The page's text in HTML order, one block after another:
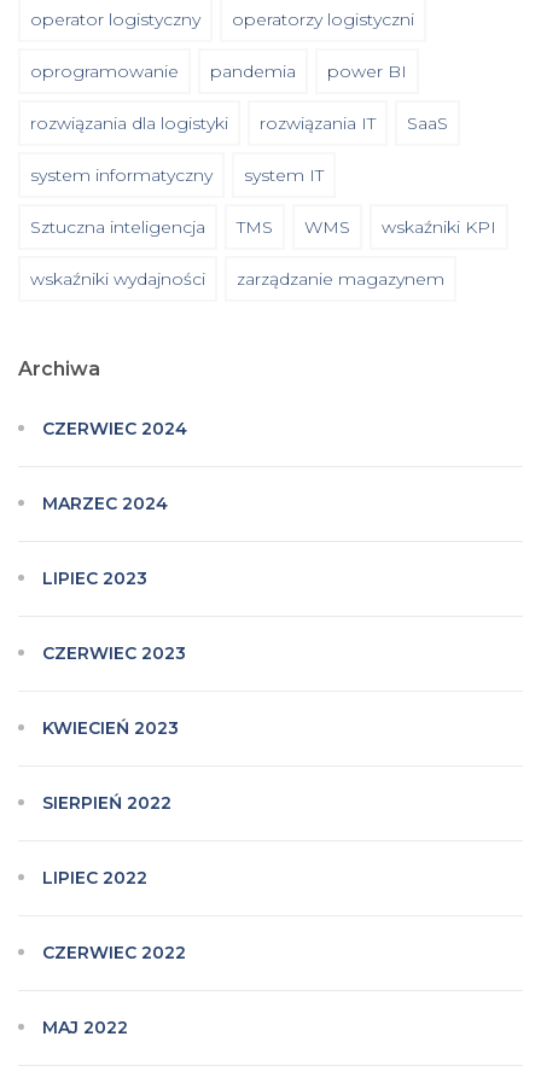
operator logistyczny operatorzy logistyczni
oprogramowanie pandemia power BI
rozwiązania dla logistyki rozwiązania IT SaaS
system informatyczny system IT
Sztuczna inteligencja TMS WMS wskaźniki KPI
wskaźniki wydajności zarządzanie magazynem
Archiwa
CZERWIEC 2024
MARZEC 2024
LIPIEC 2023
CZERWIEC 2023
KWIECIEŃ 2023
SIERPIEŃ 2022
LIPIEC 2022
CZERWIEC 2022
MAJ 2022